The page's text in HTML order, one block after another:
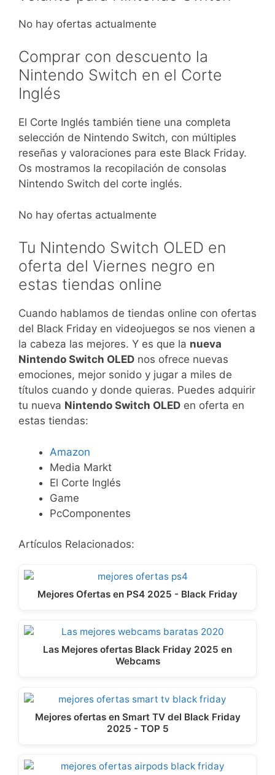
No hay ofertas actualmente
Comprar con descuento la
Nintendo Switch en el Corte
Inglés
El Corte Inglés también tiene una completa
selección de Nintendo Switch, con múltiples
reseñas y valoraciones para este Black Friday.
Os mostramos la recopilación de consolas
Nintendo Switch del corte inglés.
No hay ofertas actualmente
Tu Nintendo Switch OLED en
oferta del Viernes negro en
estas tiendas online
Cuando hablamos de tiendas online con ofertas
del Black Friday en videojuegos se nos vienen a
la cabeza las mejores. Y es que la nueva
Nintendo Switch OLED nos ofrece nuevas
emociones, mejor sonido y jugar a miles de
títulos cuando y donde quieras. Puedes adquirir
tu nueva Nintendo Switch OLED en oferta en
estas tiendas:
Amazon
Media Markt
El Corte Inglés
Game
PcComponentes
Artículos Relacionados:
Mejores Ofertas en PS4 2025 - Black Friday
Las Mejores ofertas Black Friday 2025 en
Webcams
Mejores ofertas en Smart TV del Black Friday
2025 - TOP 5